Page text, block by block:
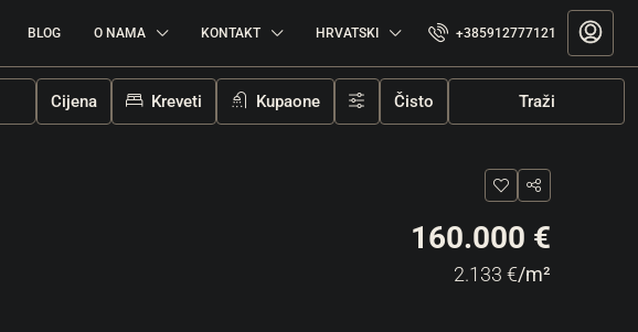
BLOG O NAMA KONTAKT HRVATSKI +385912777121
Cijena Kreveti Kupaone Čisto Traži
160.000 €
2.133 €/m²